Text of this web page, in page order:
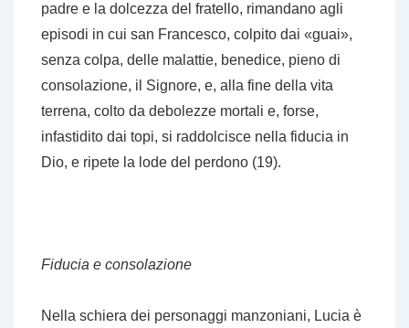
padre e la dolcezza del fratello, rimandano agli
episodi in cui san Francesco, colpito dai «guai»,
senza colpa, delle malattie, benedice, pieno di
consolazione, il Signore, e, alla fine della vita
terrena, colto da debolezze mortali e, forse,
infastidito dai topi, si raddolcisce nella fiducia in
Dio, e ripete la lode del perdono (19).
Fiducia e consolazione
Nella schiera dei personaggi manzoniani, Lucia è